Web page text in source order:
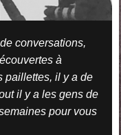
conversations,
à
paillettes, il y a de
il y a les gens de
pour vous